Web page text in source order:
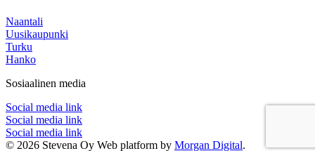
Naantali
Uusikaupunki
Turku
Hanko
Sosiaalinen media
Social media link
Social media link
Social media link
© 2026 Stevena Oy Web platform by Morgan Digital.